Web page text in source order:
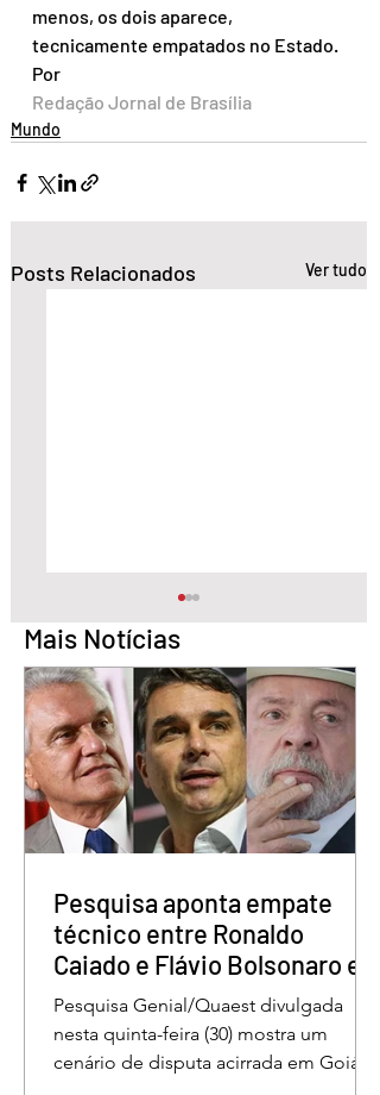
menos, os dois aparece,
tecnicamente empatados no Estado.
Por
Redação Jornal de Brasília
Mundo
Posts Relacionados Ver tudo
Trump amplia retórica
bélica contra Irã e
minimiza alta do
petróleo
Mais Notícias
Pesquisa aponta empate
técnico entre Ronaldo
Caiado e Flávio Bolsonaro em
Goiás
Pesquisa Genial/Quaest divulgada
nesta quinta-feira (30) mostra um
cenário de disputa acirrada em Goiás